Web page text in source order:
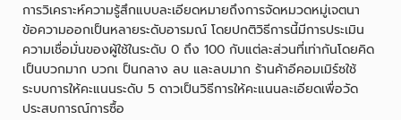
การวิเคราะห์ความรู้สึกแบบละเอียดหมายถึงการจัดหมวดหมู่เจตนา
ข้อความออกเป็นหลายระดับอารมณ์ โดยปกติวิธีการนี้มีการประเมิน
ความเชื่อมั่นของผู้ใช้ในระดับ 0 ถึง 100 กับแต่ละส่วนที่เท่ากันโดยคิด
เป็นบวกมาก บวกเ ป็นกลาง ลบ และลบมาก ร้านค้าอีคอมเมิร์ซใช้
ระบบการให้คะแนนระดับ 5 ดาวเป็นวิธีการให้คะแนนละเอียดเพื่อวัด
ประสบการณ์การซื้อ